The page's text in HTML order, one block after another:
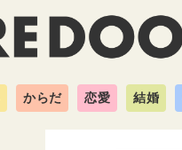
からだ 恋愛 結婚